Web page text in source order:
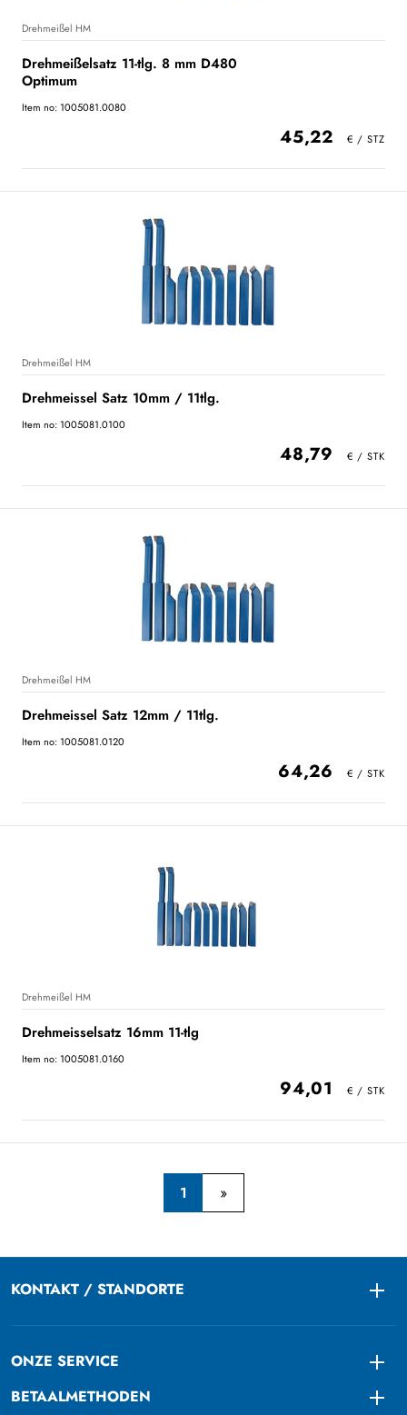
Drehmeißel HM
Drehmeißelsatz 11-tlg. 8 mm D480
Optimum
Item no: 1005081.0080
45,22
Drehmeißel HM
Drehmeissel Satz 10mm / 11tlg.
Item no: 1005081.0100
48,79
Drehmeißel HM
Drehmeissel Satz 12mm / 11tlg.
Item no: 1005081.0120
64,26
Drehmeißel HM
Drehmeisselsatz 16mm 11-tlg
Item no: 1005081.0160
94,01
1
KONTAKT / STANDORTE
ONZE SERVICE
BETAALMETHODEN